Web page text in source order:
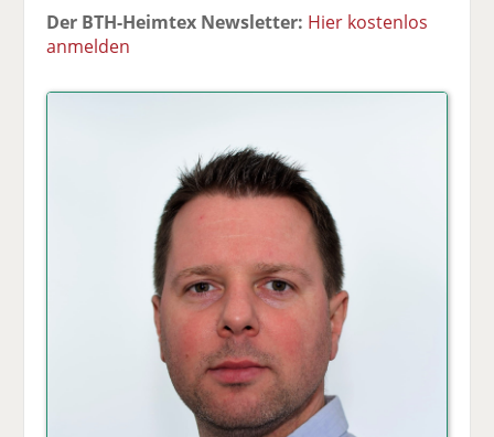
Der BTH-Heimtex Newsletter: Hier kostenlos
anmelden